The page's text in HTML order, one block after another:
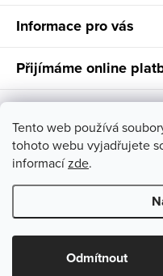
Tento web používá
tohoto webu vyjadřujete
informacízde.
Odmítnout
Informace pro vás
Přijímáme online
Nenašla jsi svůj vysněný
Copyright 2026AIRA shop.